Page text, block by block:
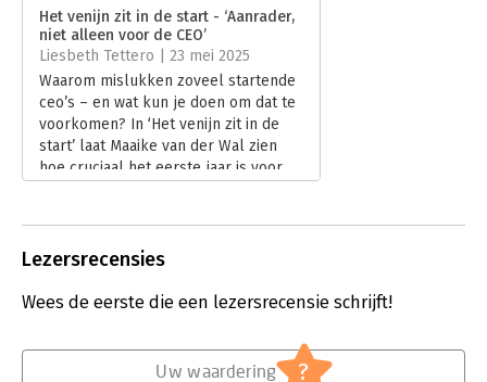
Verschijningsdatum:
Hoofdrubriek: Leiderschap
Het venijn zit in de start - ‘Aanrader,
niet alleen voor de CEO’
Liesbeth Tettero | 23 mei 2025
Waarom mislukken zoveel startende
ceo’s – en wat kun je doen om dat te
voorkomen? In ‘Het venijn zit in de
start’ laat Maaike van der Wal zien
hoe cruciaal het eerste jaar is voor
Liesbeth Tettero het boek toe.
Lezersrecensies
Wees de eerste die een lezersrecensie schrijft!
Uw waardering ?